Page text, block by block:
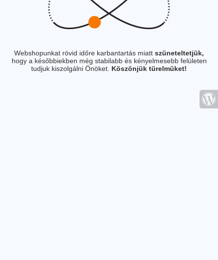
Webshopunkat rövid időre karbantartás miatt szüneteltetjük,
hogy a későbbiekben még stabilabb és kényelmesebb felületen
tudjuk kiszolgálni Önöket. Köszönjük türelmüket!